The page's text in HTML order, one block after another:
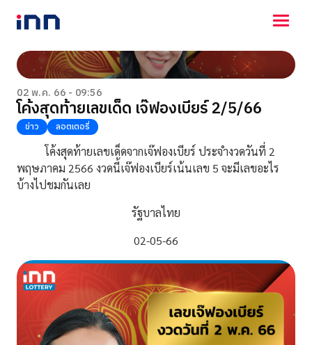
NEWS
ENTERTAINMENT
LIFESTYLE
HOROSCOPE
LOTTERY
VIDEO
ร่วมด้วยช่วยกัน
02 พ.ค. 66 - 09:56
โค้งสุดท้ายเลขเด็ด เจ๊ฟองเบียร์ 2/5/66
ข่าว ลอตเตอรี่
โค้งสุดท้ายเลขเด็ดจากเจ๊ฟองเบียร์ ประจำงวดวันที่ 2
พฤษภาคม 2566 งวดนี้เจ๊ฟองเบียร์เน้นเลข 5 จะมีเลขอะไร
บ้างไปชมกันเลย
รัฐบาลไทย
02-05-66